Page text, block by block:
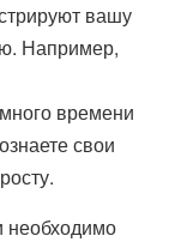
вашу
Например,
времени
свои
необходимо